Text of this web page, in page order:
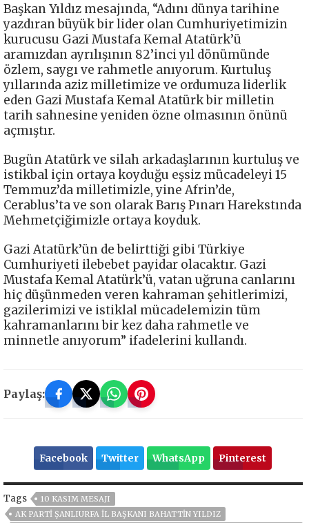
Başkan Yıldız mesajında, “Adını dünya tarihine
yazdıran büyük bir lider olan Cumhuriyetimizin
kurucusu Gazi Mustafa Kemal Atatürk’ü
aramızdan ayrılışının 82’inci yıl dönümünde
özlem, saygı ve rahmetle anıyorum. Kurtuluş
yıllarında aziz milletimize ve ordumuza liderlik
eden Gazi Mustafa Kemal Atatürk bir milletin
tarih sahnesine yeniden özne olmasının önünü
açmıştır.
Bugün Atatürk ve silah arkadaşlarının kurtuluş ve
istikbal için ortaya koyduğu eşsiz mücadeleyi 15
Temmuz’da milletimizle, yine Afrin’de,
Cerablus’ta ve son olarak Barış Pınarı Harekstında
Mehmetçiğimizle ortaya koyduk.
Gazi Atatürk’ün de belirttiği gibi Türkiye
Cumhuriyeti ilebebet payidar olacaktır. Gazi
Mustafa Kemal Atatürk’ü, vatan uğruna canlarını
hiç düşünmeden veren kahraman şehitlerimizi,
gazilerimizi ve istiklal mücadelemizin tüm
kahramanlarını bir kez daha rahmetle ve
minnetle anıyorum” ifadelerini kullandı.
Paylaş:
Facebook Twitter WhatsApp Pinterest
Tags
10 KASIM MESAJI
AK PARTI ŞANLIURFA İL BAŞKANI BAHATTIN YILDIZ